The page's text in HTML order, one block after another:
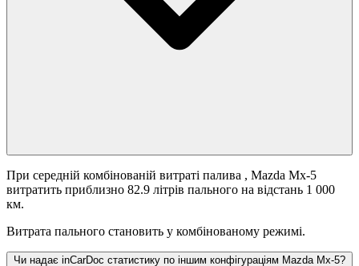
При середній комбінованій витраті палива , Mazda Mx-5
витратить приблизно 82.9 літрів пального на відстань 1 000
км.
Витрата пального становить у комбінованому режимі.
Чи надає inCarDoc статистику по іншим конфігураціям Mazda Mx-5?